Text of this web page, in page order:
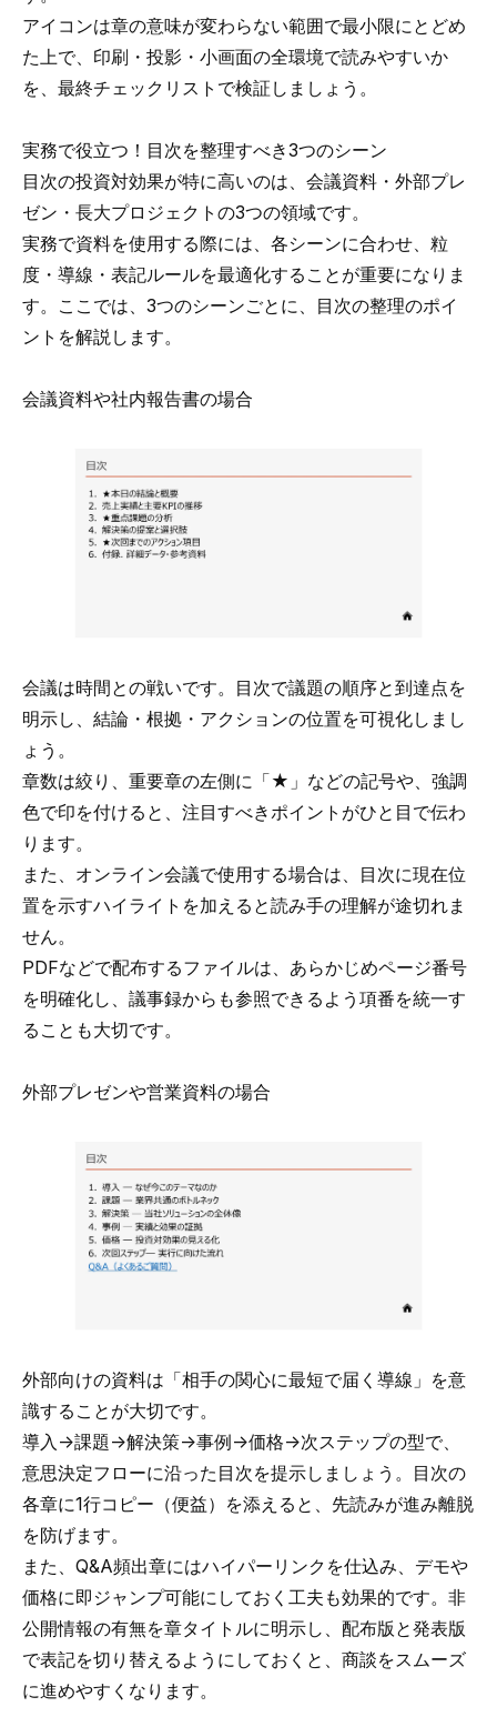
アイコンは章の意味が変わらない範囲で最小限にとどめ
た上で、印刷・投影・小画面の全環境で読みやすいか
を、最終チェックリストで検証しましょう。
実務で役立つ！目次を整理すべき3つのシーン
目次の投資対効果が特に高いのは、会議資料・外部プレ
ゼン・長大プロジェクトの3つの領域です。
実務で資料を使用する際には、各シーンに合わせ、粒
度・導線・表記ルールを最適化することが重要になりま
す。ここでは、3つのシーンごとに、目次の整理のポイ
ントを解説します。
会議資料や社内報告書の場合
会議は時間との戦いです。目次で議題の順序と到達点を
明示し、結論・根拠・アクションの位置を可視化しまし
ょう。
章数は絞り、重要章の左側に「★」などの記号や、強調
色で印を付けると、注目すべきポイントがひと目で伝わ
ります。
また、オンライン会議で使用する場合は、目次に現在位
置を示すハイライトを加えると読み手の理解が途切れま
せん。
PDFなどで配布するファイルは、あらかじめページ番号
を明確化し、議事録からも参照できるよう項番を統一す
ることも大切です。
外部プレゼンや営業資料の場合
外部向けの資料は「相手の関心に最短で届く導線」を意
識することが大切です。
導入→課題→解決策→事例→価格→次ステップの型で、
意思決定フローに沿った目次を提示しましょう。目次の
各章に1行コピー（便益）を添えると、先読みが進み離脱
を防げます。
また、Q&A頻出章にはハイパーリンクを仕込み、デモや
価格に即ジャンプ可能にしておく工夫も効果的です。非
公開情報の有無を章タイトルに明示し、配布版と発表版
で表記を切り替えるようにしておくと、商談をスムーズ
に進めやすくなります。